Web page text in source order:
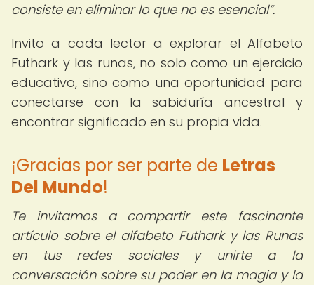
consiste en eliminar lo que no es esencial .
Invito a cada lector a explorar el Alfabeto
Futhark y las runas, no solo como un ejercicio
educativo, sino como una oportunidad para
conectarse con la sabiduría ancestral y
encontrar significado en su propia vida.
¡Gracias por ser parte de Letras
Del Mundo!
Te invitamos a compartir este fascinante
artículo sobre el alfabeto Futhark y las Runas
en tus redes sociales y unirte a la
conversación sobre su poder en la magia y la